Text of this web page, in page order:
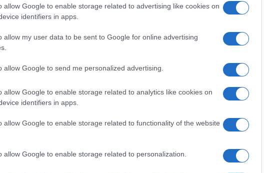
allow Google to enable storage related to advertising like cookies on
identifiers in apps.
allow my user data to be sent to Google for online advertising
allow Google to send me personalized advertising.
allow Google to enable storage related to analytics like cookies on
identifiers in apps.
allow Google to enable storage related to functionality of the website
allow Google to enable storage related to personalization.
screen mintát?
ha Samsung
jelszavát, kódját
A legjobb telefonok játékhoz
Ha szeretünk telefonon, utazás vagy éppen várakozás közben
alatt
növekvõ kijelzõkért
egyszerûen kezelhetõ
gond nélkül beférjen.
Mi is az a Samsung Bixby?
Többekben felmerülhet a jogos kérdés, hogy vajon mi az a Bixby, mit